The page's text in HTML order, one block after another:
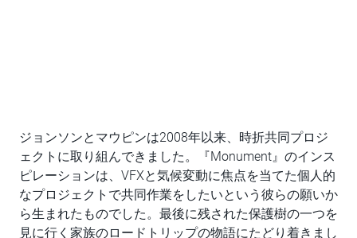
ジョンソンとマウピンは2008年以来、時折共同プロジ
ェクトに取り組んできました。『Monument』のインス
ピレーションは、VFXと気候変動に焦点を当てた個人的
なプロジェクトで共同作業をしたいという彼らの願いか
ら生まれたものでした。最後に残された保護樹の一つを
見に行く家族のロードトリップの物語にたどり着きまし